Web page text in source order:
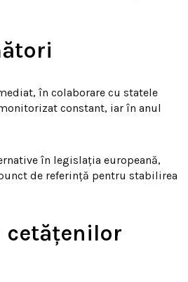
în colaborare cu statele
constant, iar în anul
în legislația europeană,
de referință pentru stabilirea
cetățenilor